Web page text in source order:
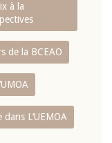
à la
de la BCEAO
L‘UEMOA